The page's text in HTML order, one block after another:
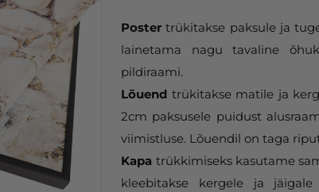
Poster trükitakse paksule ja
lainetama nagu tavaline
pildiraami.
Lõuend trükitakse matile ja
2cm paksusele puidust
viimistluse. Lõuendil on taga
Kapa trükkimiseks kasutame
kleebitakse kergele ja jäigale